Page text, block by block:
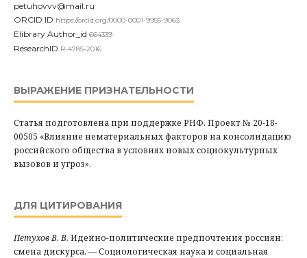
petuhovvv@mail.ru
ORCID ID https://orcid.org/0000-0001-9955-9063
Elibrary Author_id 664339
ResearchID R-4785-2016
ВЫРАЖЕНИЕ ПРИЗНАТЕЛЬНОСТИ
Статья подготовлена при поддержке РНФ. Проект № 20-18-
00505 «Влияние нематериальных факторов на консолидацию
российского общества в условиях новых социокультурных
вызовов и угроз».
ДЛЯ ЦИТИРОВАНИЯ
Петухов В. В. Идейно-политичеcкие предпочтения россиян:
смена дискурса. — Социологическая наука и социальная